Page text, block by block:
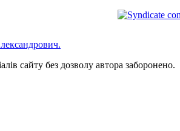
сайту без дозволу автора заборонено.